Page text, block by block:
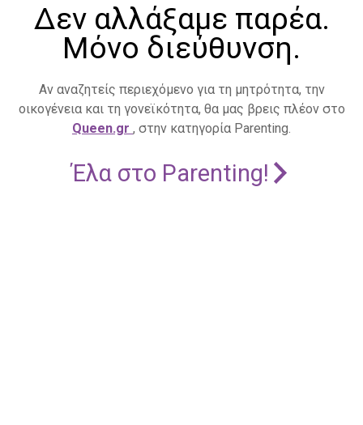
Δεν αλλάξαμε παρέα.
Μόνο διεύθυνση.
Αν αναζητείς περιεχόμενο για τη μητρότητα, την
οικογένεια και τη γονεϊκότητα, θα μας βρεις πλέον στο
Queen.gr , στην κατηγορία Parenting.
Έλα στο Parenting!